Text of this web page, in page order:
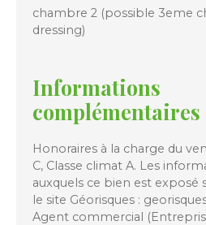
chambre 2 (possible 3eme
dressing)
Informations
complémentaires
Honoraires à la charge du
C, Classe climat A. Les
auxquels ce bien est exposé
le site Géorisques :
Agent commercial